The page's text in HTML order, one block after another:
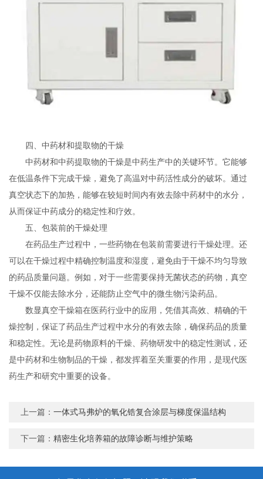
四、中药材和提取物的干燥
中药材和中药提取物的干燥是中药生产中的关键环节。它能够
在低温条件下完成干燥，避免了高温对中药活性成分的破坏。通过
真空状态下的加热，能够在较短时间内有效去除中药材中的水分，
从而保证中药成分的稳定性和疗效。
五、包装前的干燥处理
在药品生产过程中，一些药物在包装前需要进行干燥处理。还
可以在干燥过程中精确控制温度和湿度，避免由于干燥不均匀导致
的药品质量问题。例如，对于一些需要保持无菌状态的药物，真空
干燥不仅能去除水分，还能防止空气中的微生物污染药品。
数显真空干燥箱在医药行业中的应用，凭借其高效、精确的干
燥控制，保证了药品生产过程中水分的有效去除，确保药品的质量
和稳定性。无论是药物原料的干燥、药物研发中的稳定性测试，还
是中药材和生物制品的干燥，都发挥着至关重要的作用，是现代医
药生产和研究中重要的设备。
上一篇：一体式马弗炉的氧化锆复合涂层与梯度保温结构
下一篇：精密生化培养箱的故障诊断与维护策略